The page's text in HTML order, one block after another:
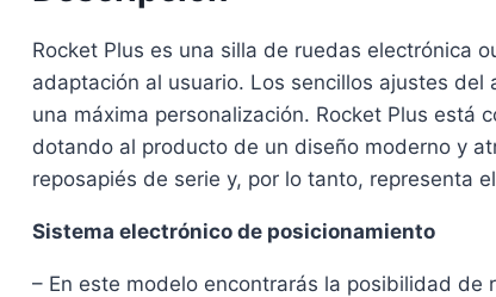
Rocket Plus es una silla de ruedas electrónica
adaptación al usuario. Los sencillos ajustes
una máxima personalización. Rocket Plus está
dotando al producto de un diseño moderno y
reposapiés de serie y, por lo tanto, representa
Sistema electrónico de posicionamiento
– En este modelo encontrarás la posibilidad